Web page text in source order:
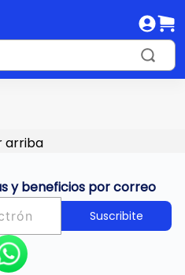
arriba
y beneficios por correo
Suscribite